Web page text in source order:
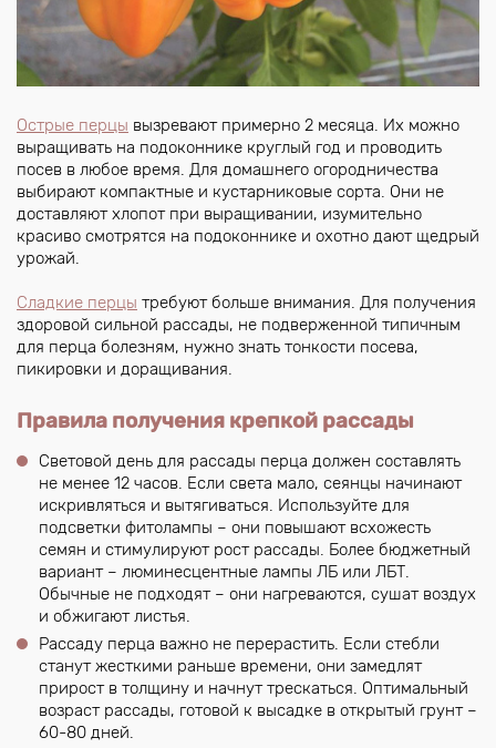
Острые перцы вызревают примерно 2 месяца. Их можно
выращивать на подоконнике круглый год и проводить
посев в любое время. Для домашнего огородничества
выбирают компактные и кустарниковые сорта. Они не
доставляют хлопот при выращивании, изумительно
красиво смотрятся на подоконнике и охотно дают щедрый
урожай.
Сладкие перцы требуют больше внимания. Для получения
здоровой сильной рассады, не подверженной типичным
для перца болезням, нужно знать тонкости посева,
пикировки и доращивания.
Правила получения крепкой рассады
Световой день для рассады перца должен составлять
не менее 12 часов. Если света мало, сеянцы начинают
искривляться и вытягиваться. Используйте для
подсветки фитолампы – они повышают всхожесть
семян и стимулируют рост рассады. Более бюджетный
вариант – люминесцентные лампы ЛБ или ЛБТ.
Обычные не подходят – они нагреваются, сушат воздух
и обжигают листья.
Рассаду перца важно не перерастить. Если стебли
станут жесткими раньше времени, они замедлят
прирост в толщину и начнут трескаться. Оптимальный
возраст рассады, готовой к высадке в открытый грунт –
60-80 дней.